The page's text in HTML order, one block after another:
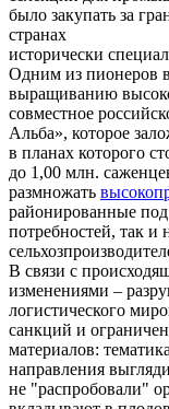
было закупать за
странах
исторически
Одним из пионеров в
выращиванию
совместное
Альба», которое
в планах которого
до 1,00 млн.
размножать
районированные
потребностей, так и
В связи с
изменениями –
логистического
санкций и
материалов:
направления
не "распробовали"